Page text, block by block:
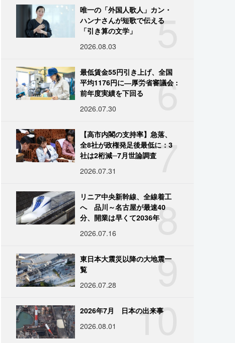
5
唯一の「外国人歌人」カン・
ハンナさんが短歌で伝える
「引き算の文学」
2026.08.03
6
最低賃金55円引き上げ、全国
平均1176円に―厚労省審議会 :
前年度実績を下回る
2026.07.30
7
【高市内閣の支持率】急落、
全8社が政権発足後最低に：3
社は2桁減─7月世論調査
2026.07.31
8
リニア中央新幹線、全線着工
へ 品川～名古屋が最速40
分、開業は早くて2036年
2026.07.16
9
東日本大震災以降の大地震一
覧
2026.07.28
10
2026年7月 日本の出来事
2026.08.01